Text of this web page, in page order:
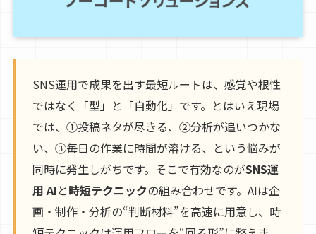
SNS運用で成果を出す最短ルートは、感覚や根性
ではなく「型」と「自動化」です。とはいえ現場
では、①投稿ネタが尽きる、②分析が追いつかな
い、③毎日の作業に時間が溶ける、という悩みが
同時に発生しがちです。そこで有効なのがSNS運
用 AIと時短テクニックの組み合わせです。AIは企
画・制作・分析の“判断材料”を高速に用意し、時